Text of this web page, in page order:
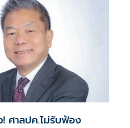
นายกฯ เผยจะพยายาม
ศาลปค.ไม่รับฟ้อง